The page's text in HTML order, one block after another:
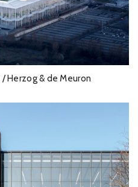
Herzog & de Meuron